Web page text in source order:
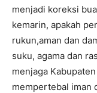
menjadi koreksi
kemarin, apakah
rukun,aman dan
suku, agama dan
menjaga
mempertebal iman